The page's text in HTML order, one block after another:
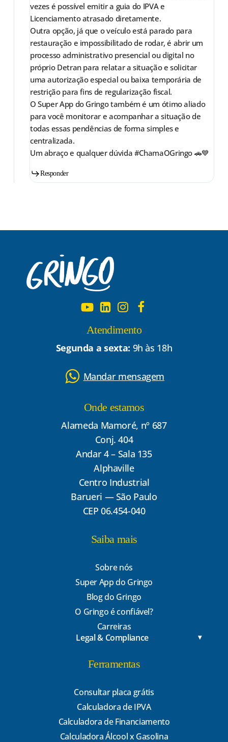
vezes é possível emitir a guia do IPVA e
Licenciamento atrasado diretamente.
Outra opção, já que o veículo está parado para
restauração e impossibilitado de rodar, é abrir um
processo administrativo presencial ou digital no
próprio Detran para relatar a situação e solicitar
uma autorização especial ou baixa temporária de
restrição para fins de regularização fiscal.
O Super App do Gringo também é um ótimo aliado
para você monitorar e acompanhar a situação de
todas essas pendências de forma simples e
centralizada.
Um abraço e qualquer dúvida #ChamaOGringo 🚗💙
Responder
Atendimento
Segunda a sexta: 9h às 18h
Mandar mensagem
Onde estamos
Alameda Mamoré, nº 687
Conj. 404
Andar 4 – Sala 135
Alphaville
Centro Industrial
Barueri — São Paulo
CEP 06.454-040
Saiba mais
Sobre nós
Super App do Gringo
Blog do Gringo
O Gringo é confiável?
Carreiras
Legal & Compliance
Ferramentas
Consultar placa grátis
Calculadora de IPVA
Calculadora de Financiamento
Calculadora Álcool x Gasolina